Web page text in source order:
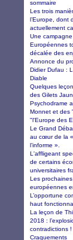
sommaire
Les trois
l’Europe, dont
actuellement
Une
Européennes
décalée des
Annonce du
Didier Dufau :
Diable
Quelques
des Gilets
Psychodrame
Monnet et des
"l'Europe des
Le Grand
au cœur de la
l’informe ».
L'affligeant
de certains
universitaires
Les
européennes
L’opportune
haut
La leçon de
2018 :
contradictions !
Craquements